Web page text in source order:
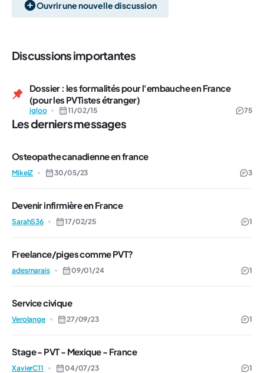
Ouvrir une nouvelle discussion
Discussions importantes
Dossier : les formalités pour l'embauche en France
(pour les PVTistes étranger)
igloo 11/02/15 75
Les derniers messages
Osteopathe canadienne en france
MikelZ 30/05/23 3
Devenir infirmière en France
SarahS36 17/02/25 1
Freelance/piges comme PVT?
adesmarais 09/01/24 1
Service civique
Verolange 27/09/23 1
Stage - PVT - Mexique - France
XavierC11 04/07/23 1